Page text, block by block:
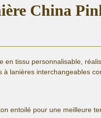
China
en tissu personnalisable,
à lanières interchangeables
entoilé pour une meilleure